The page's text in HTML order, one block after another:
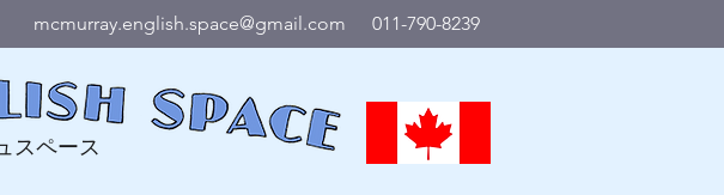
mcmurray.english.space@gmail.com 011-790-8239
スペース